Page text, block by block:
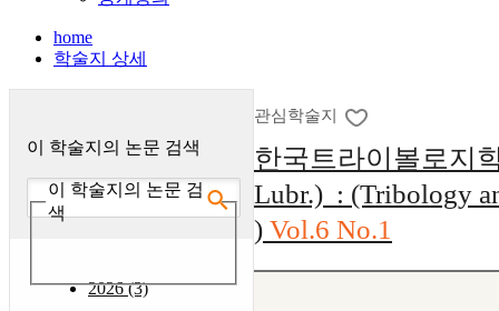
home
학술지 상세
이 학술지의 논문 검색
이 학술지의 논문 검
색
2026 (3)
관심학술지
한국트라이볼로지
Lubr.) : (Tribology
) Vol.6 No.1